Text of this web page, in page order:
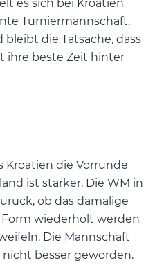
es sich bei Kroatien
Turniermannschaft.
die Tatsache, dass
ihre beste Zeit hinter
Kroatien die Vorrunde
ist stärker. Die WM in
ob das damalige
wiederholt werden
Die Mannschaft
besser geworden.